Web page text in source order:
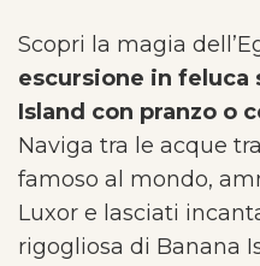
Scopri la magia
escursione in feluca
Island con pranzo o
Naviga tra le acque
famoso al mondo,
Luxor e lasciati
rigogliosa di Banana